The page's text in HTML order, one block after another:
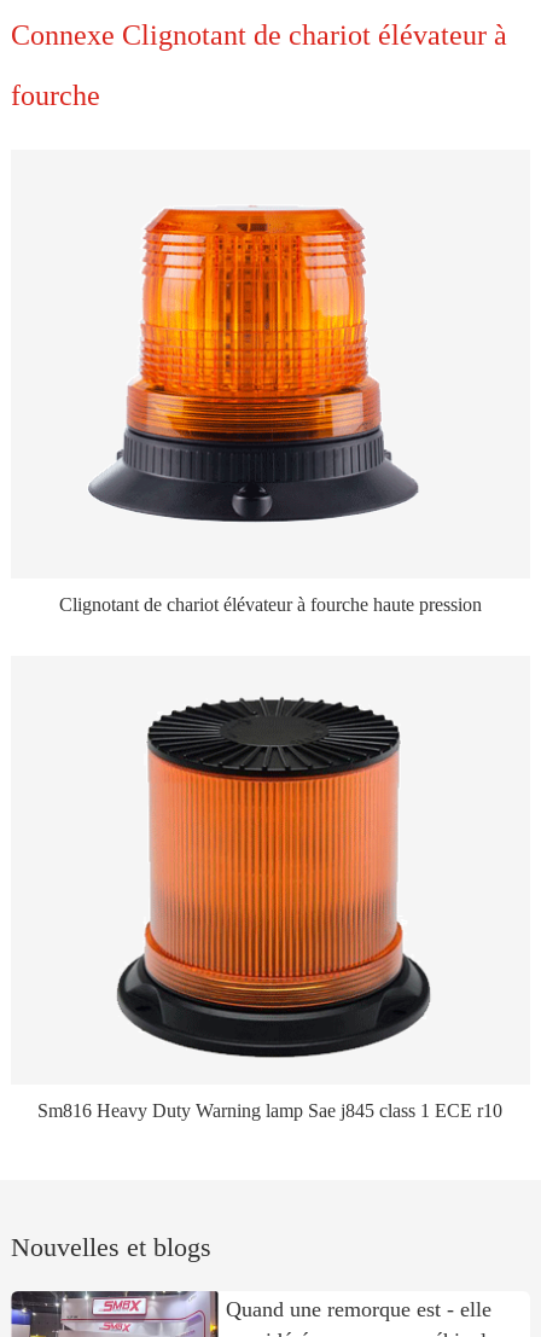
Connexe Clignotant de chariot élévateur à
fourche
Clignotant de chariot élévateur à fourche haute pression
Sm816 Heavy Duty Warning lamp Sae j845 class 1 ECE r10
Nouvelles et blogs
Quand une remorque est - elle